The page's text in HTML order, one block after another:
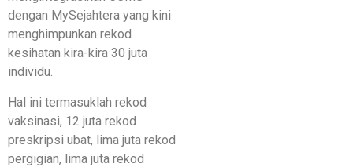
dengan MySejahtera yang kini
menghimpunkan rekod
kesihatan kira-kira 30 juta
individu.
Hal ini termasuklah rekod
vaksinasi, 12 juta rekod
preskripsi ubat, lima juta rekod
pergigian, lima juta rekod